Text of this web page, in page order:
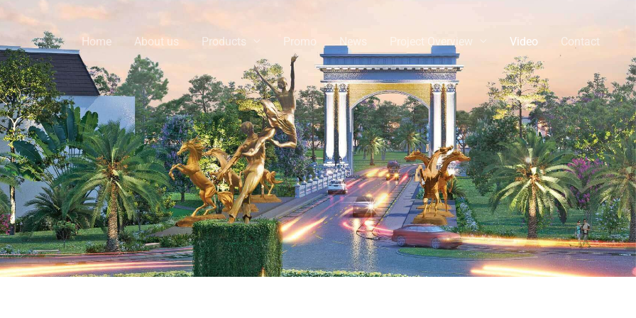
Home About us Products Promo News Project Overview Video Contact